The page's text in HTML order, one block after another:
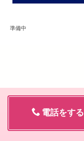
準備中
電話をする